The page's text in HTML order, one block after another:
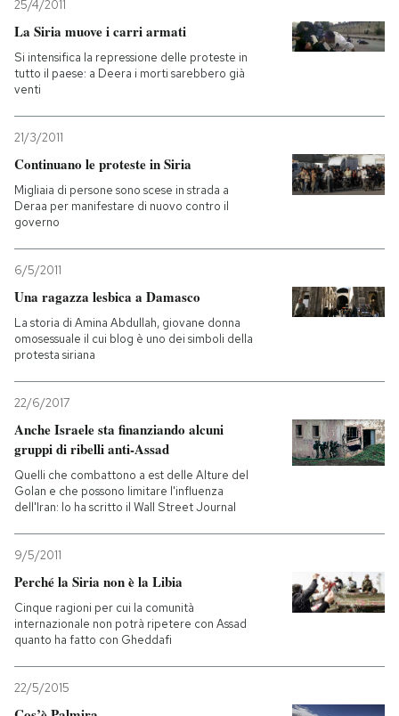
25/4/2011
La Siria muove i carri armati
Si intensifica la repressione delle proteste in
tutto il paese: a Deera i morti sarebbero già
venti
21/3/2011
Continuano le proteste in Siria
Migliaia di persone sono scese in strada a
Deraa per manifestare di nuovo contro il
governo
6/5/2011
Una ragazza lesbica a Damasco
La storia di Amina Abdullah, giovane donna
omosessuale il cui blog è uno dei simboli della
protesta siriana
22/6/2017
Anche Israele sta finanziando alcuni
gruppi di ribelli anti-Assad
Quelli che combattono a est delle Alture del
Golan e che possono limitare l'influenza
dell'Iran: lo ha scritto il Wall Street Journal
9/5/2011
Perché la Siria non è la Libia
Cinque ragioni per cui la comunità
internazionale non potrà ripetere con Assad
quanto ha fatto con Gheddafi
22/5/2015